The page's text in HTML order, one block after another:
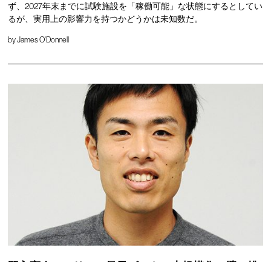
ず、2027年末までに試験施設を「稼働可能」な状態にするとしてい
るが、実用上の影響力を持つかどうかは未知数だ。
byJames O'Donnell